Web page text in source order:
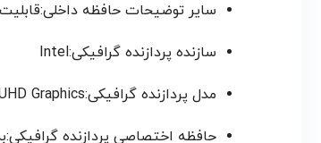
سایر توضیحات حافظه داخلی:قابلیت
سازنده پردازنده گرافیکی:Intel
مدل پردازنده گرافیکی:UHD Graphics
حافظه اختصاصی پردازنده